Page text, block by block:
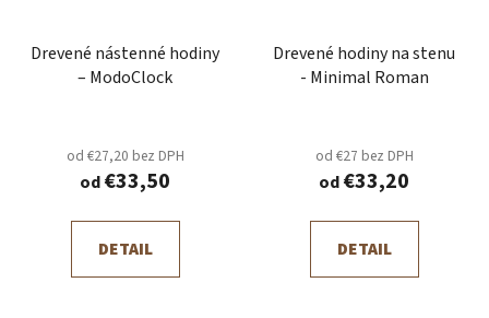
Drevené nástenné hodiny
– ModoClock
od €27,20 bez DPH
od€33,50
DETAIL
Drevené hodiny na stenu
- Minimal Roman
od €27 bez DPH
od€33,20
DETAIL